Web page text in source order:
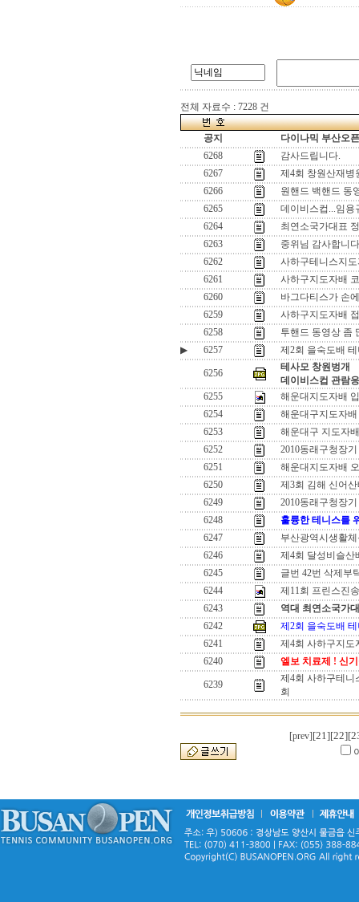
전체 자료수 : 7228 건
공지
다이나믹 부산오
6268
감사드립니다.
6267
제4회 창원산재병
6266
원핸드 백핸드 동
6265
데이비스컵...임용
6264
최연소국가대표
6263
중위님 감사합니
6262
사하구테니스지
6261
사하구지도자배
6260
바그다티스가 손
6259
사하구지도자배
6258
투핸드 동영상 좀
▶
6257 제2회 을숙도배
6256
테사모 창원벙개
데이비스컵 관람
6255
해운대지도자배
6254
해운대구지도자
6253
해운대구 지도자
6252
2010동래구청장
6251
해운대지도자배
6250
제3회 김해 신어
6249
2010동래구청장
6248
훌륭한 테니스를
6247
부산광역시생활
6246
제4회 달성비슬산
6245
글번 42번 삭제부
6244
제11회 프린스진
6243
역대 최연소국가
6242
제2회 을숙도배
6241
제4회 사하구지도
6240
엘보 치료제 ! 신
6239
제4회 사하구테니
회
[prev] [21][22]